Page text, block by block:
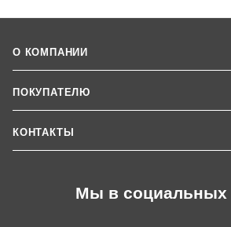
О КОМПАНИИ
ПОКУПАТЕЛЮ
КОНТАКТЫ
Мы в социальных